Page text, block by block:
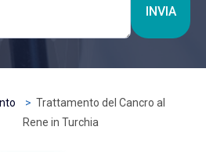
INVIA
Trattamento del Cancro al
Rene in Turchia